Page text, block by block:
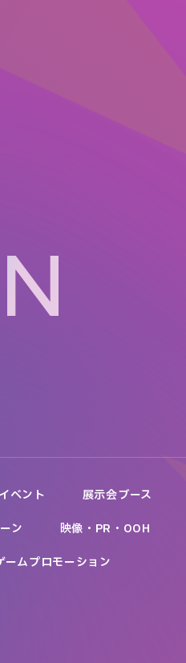
N
ベント 展示会ブース
ン 映像・PR・OOH
ムプロモーション